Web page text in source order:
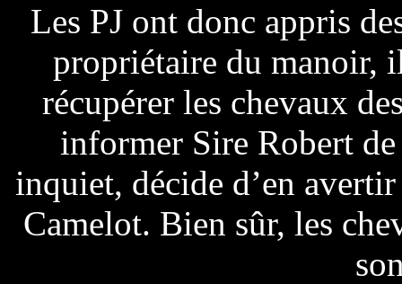
Les PJ ont donc appris
propriétaire du manoir,
récupérer les chevaux
informer Sire Robert
inquiet, décide d’en
Camelot. Bien sûr, les